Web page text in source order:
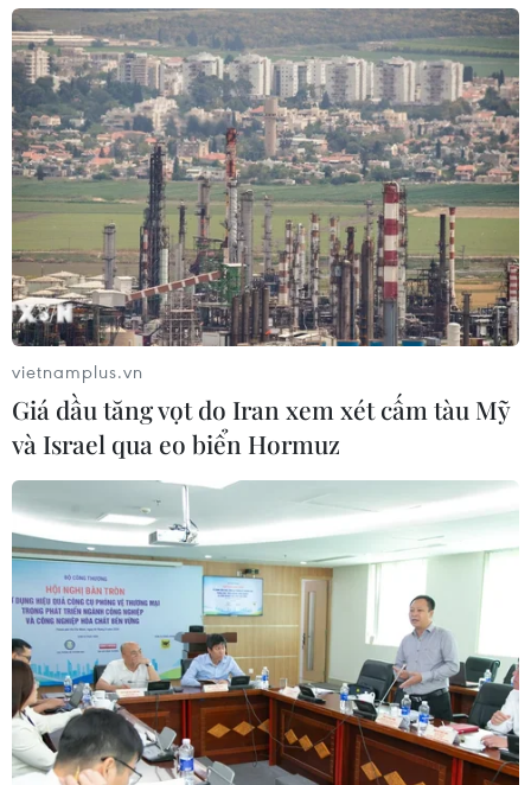
vietnamplus.vn
Giá dầu tăng vọt do Iran xem xét cấm tàu Mỹ
và Israel qua eo biển Hormuz